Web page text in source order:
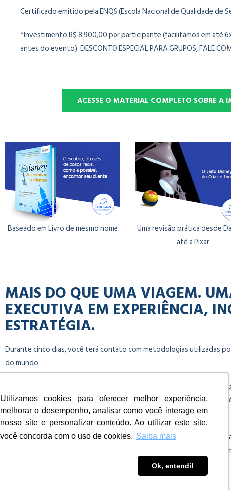
Utilizamos cookies para oferecer melhor experiência,
melhorar o desempenho, analisar como você interage em
nosso site e personalizar conteúdo. Ao utilizar este site,
você concorda com o uso de cookies. Saiba mais
Ok, entendi!
Certificado emitido pela ENQS (Escola Nacional de Qualidade de
*Investimento R$ 8.900,00 por participante (facilitamos em até
antes do evento). DESCONTO ESPECIAL PARA GRUPOS, FALE
ACESSE O MATERIAL COMPLETO SOBRE A
Baseado em Livro de mesmo nome
Uma revisão prática desde
até a Pixar
MAIS DO QUE UMA VIAGEM.
EXECUTIVA EM EXPERIÊNCIA,
ESTRATÉGIA.
Durante cinco dias, você terá contato com metodologias utilizadas por
do mundo.
Para executivos e empresários que partem de São Paulo (SP) — ou
representa uma oportunidade única de aprender com as maiores
barreiras de idioma.
O programa combina aulas presenciais, workshops, atividades
Orlando para transformar conceitos em aplicações práticas para sua